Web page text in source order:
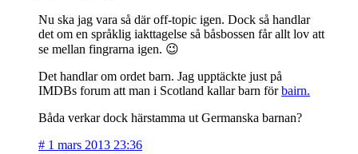
Nu ska jag vara så där off-topic igen. Dock så handlar
det om en språklig iakttagelse så båsbossen får allt lov att
se mellan fingrarna igen. 😉
Det handlar om ordet barn. Jag upptäckte just på
IMDBs forum att man i Scotland kallar barn förbairn.
Båda verkar dock härstamma ut Germanska barnan?
# 1 mars 2013 23:36